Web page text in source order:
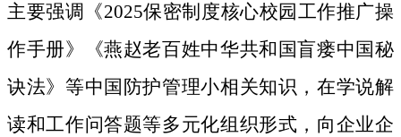
主要强调《2025保密制度核心校园工作推广操
作手册》《燕赵老百姓中华共和国盲瘘中国秘
诀法》等中国防护管理小相关知识，在学说解
读和工作问答题等多元化组织形式，向企业企